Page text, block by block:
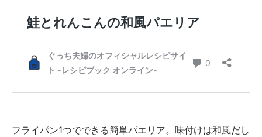
フライパン1つでできる簡単パエリア。味付けは和風だし